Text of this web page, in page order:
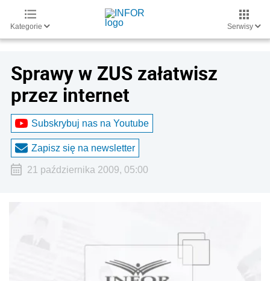
Kategorie Serwisy
Sprawy w ZUS załatwisz
przez internet
Subskrybuj nas na Youtube
Zapisz się na newsletter
21 października 2009, 05:00